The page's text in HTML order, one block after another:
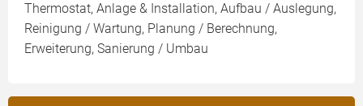
Thermostat, Anlage & Installation, Aufbau / Auslegung,
Reinigung / Wartung, Planung / Berechnung,
Erweiterung, Sanierung / Umbau